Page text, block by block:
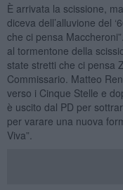
È arrivata la scissione,
diceva dell’alluvione del
che ci pensa
al tormentone della
state stretti che ci pensa
Commissario. Matteo
verso i Cinque Stelle e
è uscito dal PD per
per varare una nuova
Viva”.